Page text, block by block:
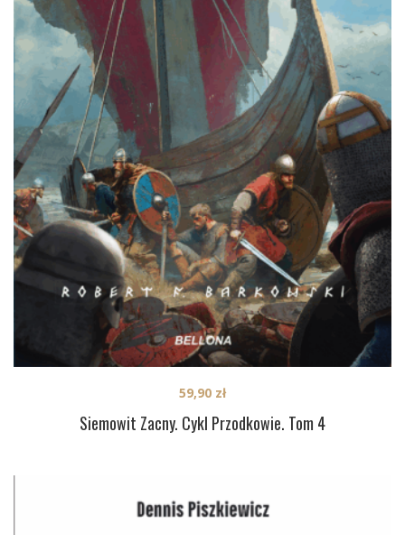
Siemowit Zacny. Cykl Przodkowie. Tom 4
59,90 zł